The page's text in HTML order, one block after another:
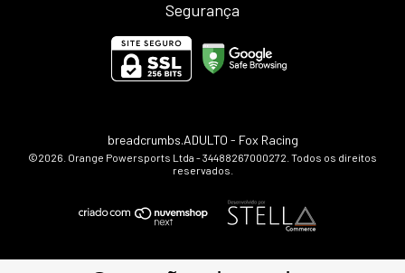
Segurança
breadcrumbs.ADULTO - Fox Racing
©2026. Orange Powersports Ltda - 34488267000272. Todos os direitos
reservados.